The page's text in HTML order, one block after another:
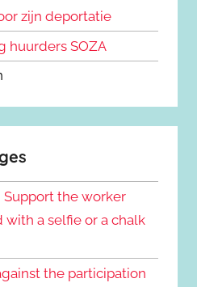
zijn deportatie
huurders SOZA
Support the worker
a selfie or a chalk
the participation